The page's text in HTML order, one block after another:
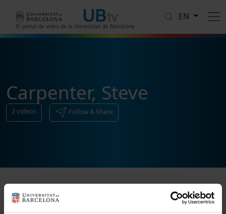
El portal de vídeo de la Universitat de Barcelona
EN
Carpenter, Steve
2videos Follow & Share
Sort